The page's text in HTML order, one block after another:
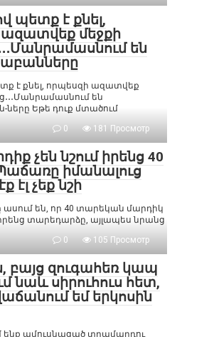
պետք է քնել,
մեջքի
են
է քնել, որպեսզի ազատվեք
են
Եթե դուք մտածում
0 181 Просмотр
չեն նշում իրենց 40
իմանալուց
էլ չեք նշի
ասում են, որ 40 տարեկան մարդիկ
տարեդարձը, այլապես նրանց
0 105 Просмотр
բայց զուգահեռ կապ
նաև սիրուհուս հետ,
եմ երկոսին
ենք ամուսնացած տղամարդու